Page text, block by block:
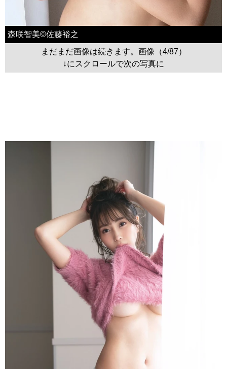
森咲智美©佐藤裕之
まだまだ画像は続きます。画像（4/87）
↓にスクロールで次の写真に